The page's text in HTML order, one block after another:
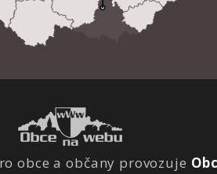
obce a občany provozuje